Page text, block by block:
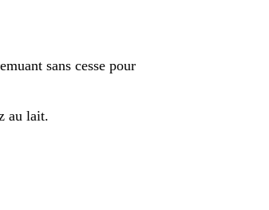
sans cesse pour
au lait.